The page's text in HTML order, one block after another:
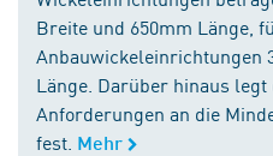
Breite und 650mm Länge,
Anbauwickeleinrichtungen
Länge. Darüber hinaus
Anforderungen an die
fest. Mehr